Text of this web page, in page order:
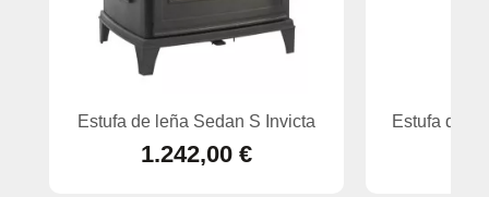
Estufa de leña Sedan S Invicta
1.242,00 €
Estufa de